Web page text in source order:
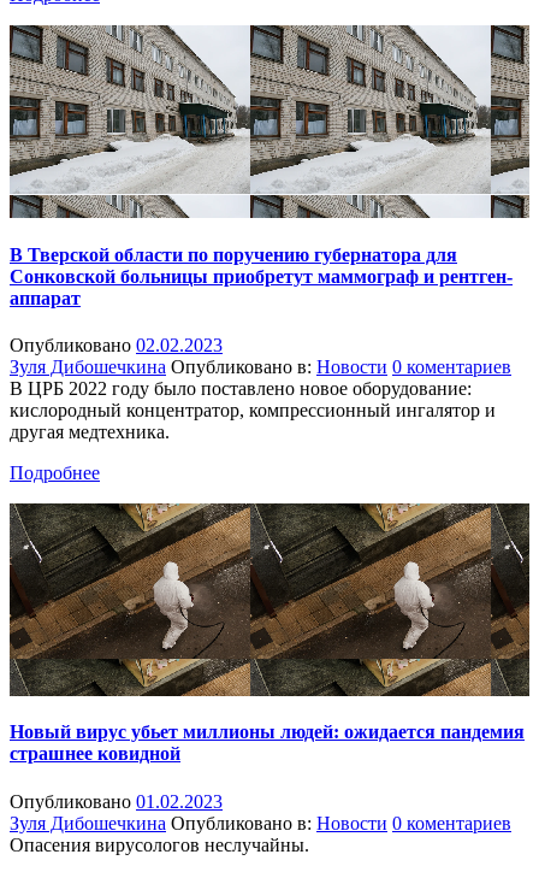
В Тверской области по поручению губернатора для
Сонковской больницы приобретут маммограф и рентген-
аппарат
Опубликовано 02.02.2023
Зуля Дибошечкина Опубликовано в: Новости 0 коментариев
В ЦРБ 2022 году было поставлено новое оборудование:
кислородный концентратор, компрессионный ингалятор и
другая медтехника.
Подробнее
Новый вирус убьет миллионы людей: ожидается пандемия
страшнее ковидной
Опубликовано 01.02.2023
Зуля Дибошечкина Опубликовано в: Новости 0 коментариев
Опасения вирусологов неслучайны.